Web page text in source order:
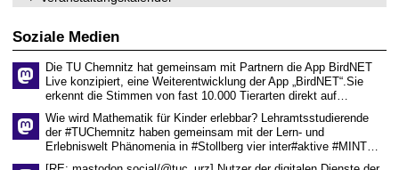
w
s
s
n
h
a
f
l
z
2
2
6
Soziale Medien
Die TU Chemnitz hat gemeinsam mit Partnern die App BirdNET
Live konzipiert, eine Weiterentwicklung der App „BirdNET“.Sie
erkennt die Stimmen von fast 10.000 Tierarten direkt auf…
Wie wird Mathematik für Kinder erlebbar? Lehramtsstudierende
der #TUChemnitz haben gemeinsam mit der Lern- und
Erlebniswelt Phänomenia in #Stollberg vier inter#aktive #MINT…